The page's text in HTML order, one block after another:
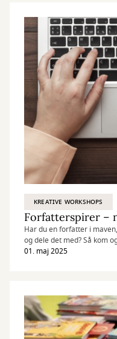
KREATIVE WORKSHOPS
Forfatterspirer –
Har du en forfatter i
og dele det med? Så kom
forfatterspirer.
01. maj 2025